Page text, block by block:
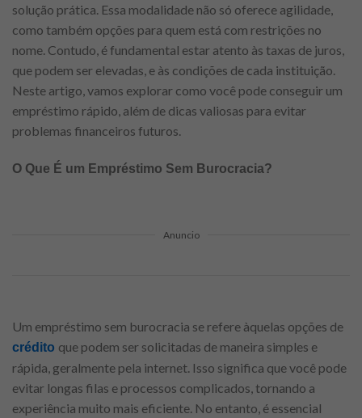
solução prática. Essa modalidade não só oferece agilidade,
como também opções para quem está com restrições no
nome. Contudo, é fundamental estar atento às taxas de juros,
que podem ser elevadas, e às condições de cada instituição.
Neste artigo, vamos explorar como você pode conseguir um
empréstimo rápido, além de dicas valiosas para evitar
problemas financeiros futuros.
O Que É um Empréstimo Sem Burocracia?
Anuncio
Um empréstimo sem burocracia se refere àquelas opções de
crédito que podem ser solicitadas de maneira simples e
rápida, geralmente pela internet. Isso significa que você pode
evitar longas filas e processos complicados, tornando a
experiência muito mais eficiente. No entanto, é essencial